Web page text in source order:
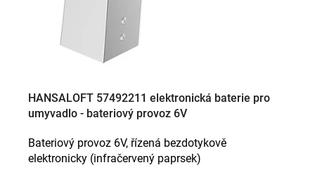
HANSALOFT 57492211 elektronická baterie pro
umyvadlo - bateriový provoz 6V
Bateriový provoz 6V, řízená bezdotykově
elektronicky (infračervený paprsek)